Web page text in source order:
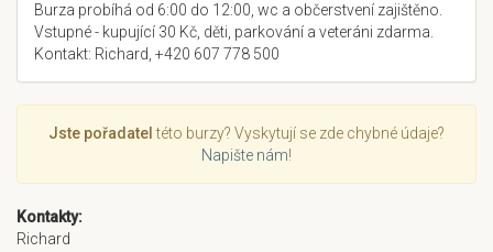
Burza probíhá od 6:00 do 12:00, wc a občerstvení zajištěno.
Vstupné - kupující 30 Kč, děti, parkování a veteráni zdarma.
Kontakt: Richard, +420 607 778 500
Jste pořadatel této burzy? Vyskytují se zde chybné údaje?
Napište nám!
Kontakty:
Richard